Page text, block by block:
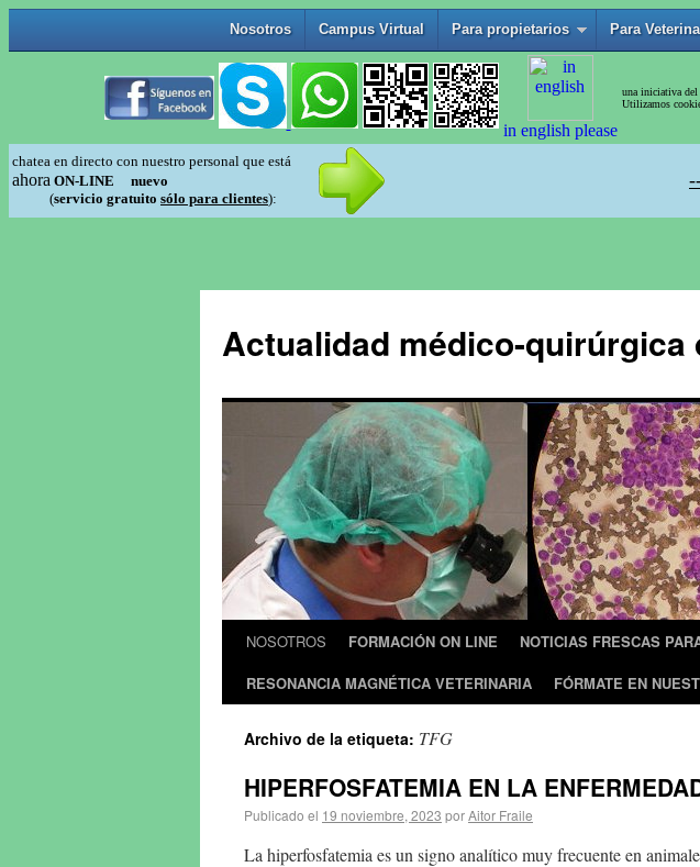
Actualidad médico-quirúrgica
NOSOTROS FORMACIÓN ON LINE NOTICIAS FRESCAS
RESONANCIA MAGNÉTICA VETERINARIA
FÓRMATE EN
Archivo de la etiqueta: TFG
HIPERFOSFATEMIA EN LA
Publicado el 19 noviembre, 2023 porAitor Fraile
La hiperfosfatemia es un signo analítico muy frecuente en